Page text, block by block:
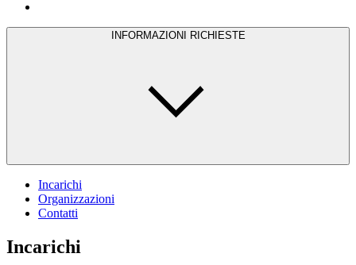
INFORMAZIONI RICHIESTE
Incarichi
Organizzazioni
Contatti
Incarichi